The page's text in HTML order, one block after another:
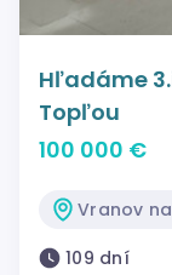
Hľadáme
Topľou
100 000 €
Vranov
109 dní